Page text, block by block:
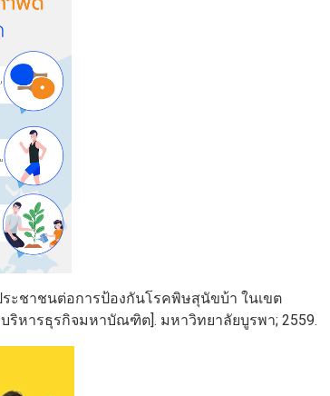
ะชาชนต่อการป้องกันโรคพิษสุนัขบ้า ในเขต
หารธุรกิจมหาบัณฑิต]. มหาวิทยาลัยบูรพา; 2559.